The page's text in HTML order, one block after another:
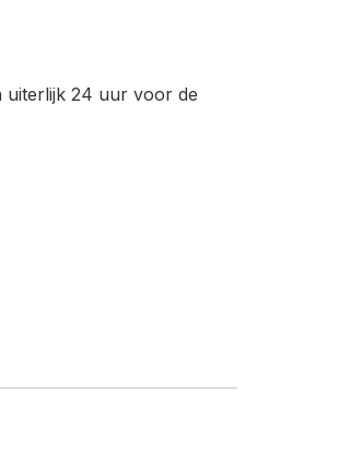
uiterlijk 24 uur voor de